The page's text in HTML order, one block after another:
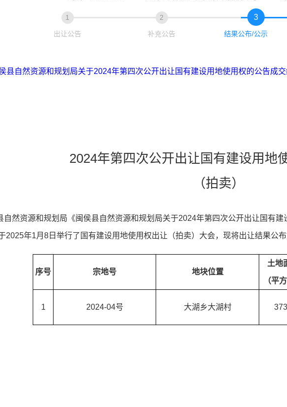
1
出让公告
2
补充公告
3
结果公布/公示
县自然资源和规划局关于2024年第四次公开出让国有建设用地使用权的公告成
2024年第四次公开出让国有建设用地
（拍卖）
自然资源和规划局 《闽侯县自然资源和规划局关于2024年第四次公开出让国有建
2025年1月8日 举行了国有建设用地使用权出让（拍卖）大会，现将出让结果公布
序号 宗地号 地块位置
土地
（平
1 2024-04号 大湖乡大湖村